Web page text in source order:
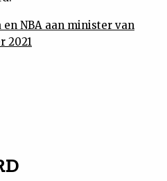
en NBA aan minister van
2021